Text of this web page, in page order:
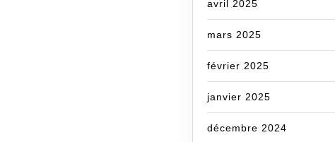
avril 2025
mars 2025
février 2025
janvier 2025
décembre 2024